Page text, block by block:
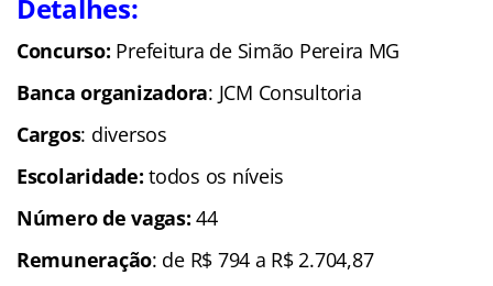
Detalhes:
Concurso: Prefeitura de Simão Pereira MG
Banca organizadora: JCM Consultoria
Cargos: diversos
Escolaridade:todos os níveis
Número de vagas:44
Remuneração: de R$ 794 a R$ 2.704,87